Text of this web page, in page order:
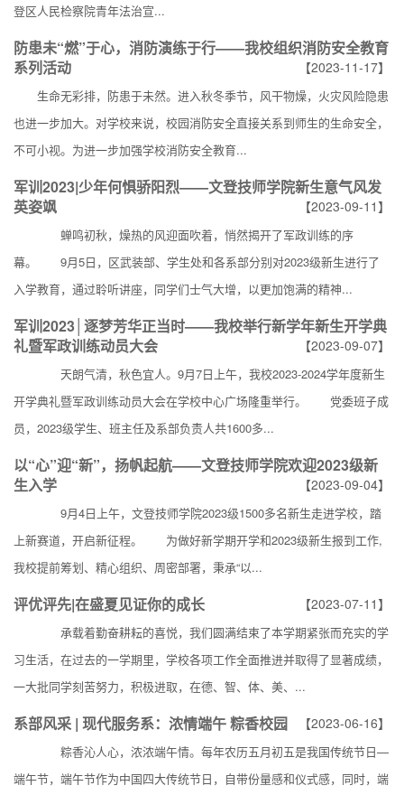
登区人民检察院青年法治宣...
防患未“燃”于心，消防演练于行——我校组织消防安全教育
系列活动
【2023-11-17】
生命无彩排，防患于未然。进入秋冬季节，风干物燥，火灾风险隐患
也进一步加大。对学校来说，校园消防安全直接关系到师生的生命安全，
不可小视。为进一步加强学校消防安全教育...
军训2023|少年何惧骄阳烈——文登技师学院新生意气风发
英姿飒
【2023-09-11】
蝉鸣初秋，燥热的风迎面吹着，悄然揭开了军政训练的序
幕。 9月5日，区武装部、学生处和各系部分别对2023级新生进行了
入学教育，通过聆听讲座，同学们士气大增，以更加饱满的精神...
军训2023│逐梦芳华正当时——我校举行新学年新生开学典
礼暨军政训练动员大会
【2023-09-07】
天朗气清，秋色宜人。9月7日上午，我校2023-2024学年度新生
开学典礼暨军政训练动员大会在学校中心广场隆重举行。 党委班子成
员，2023级学生、班主任及系部负责人共1600多...
以“心”迎“新”，扬帆起航——文登技师学院欢迎2023级新
生入学
【2023-09-04】
9月4日上午，文登技师学院2023级1500多名新生走进学校，踏
上新赛道，开启新征程。 为做好新学期开学和2023级新生报到工作,
我校提前筹划、精心组织、周密部署，秉承“以...
评优评先|在盛夏见证你的成长 【2023-07-11】
承载着勤奋耕耘的喜悦，我们圆满结束了本学期紧张而充实的学
习生活，在过去的一学期里，学校各项工作全面推进并取得了显著成绩，
一大批同学刻苦努力，积极进取，在德、智、体、美、...
系部风采 | 现代服务系：浓情端午 粽香校园 【2023-06-16】
粽香沁人心，浓浓端午情。每年农历五月初五是我国传统节日—
端午节，端午节作为中国四大传统节日，自带份量感和仪式感，同时，端